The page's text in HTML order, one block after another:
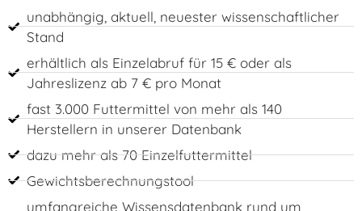
unabhängig, aktuell, neuester wissenschaftlicher
Stand
erhältlich als Einzelabruf für 15 € oder als
Jahreslizenz ab 7 € pro Monat
fast 3.000 Futtermittel von mehr als 140
Herstellern in unserer Datenbank
dazu mehr als 70 Einzelfuttermittel
Gewichtsberechnungstool
umfangreiche Wissensdatenbank rund um